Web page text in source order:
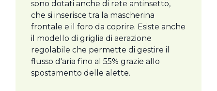
sono dotati anche di rete antinsetto,
che si inserisce tra la mascherina
frontale e il foro da coprire. Esiste anche
il modello di griglia di aerazione
regolabile che permette di gestire il
flusso d'aria fino al 55% grazie allo
spostamento delle alette.